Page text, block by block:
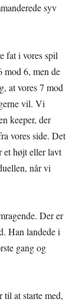
syv
fat i vores spil
mod 6, men de
at vores 7 mod
vil. Vi
keeper, der
vores side. Det
et højt eller lavt
når vi
Der er
Han landede i
gang og
at starte med,